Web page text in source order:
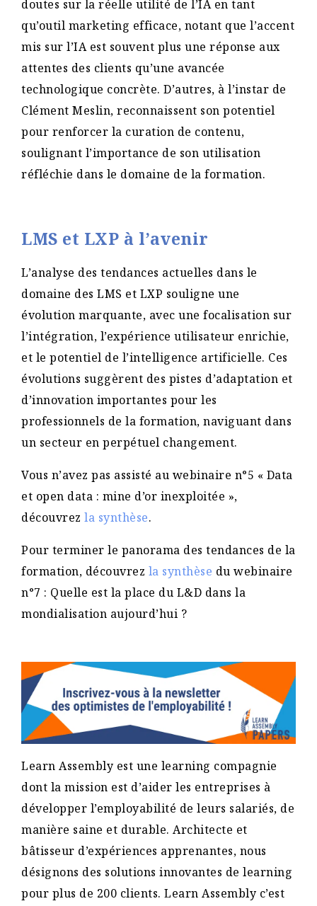
doutes sur la réelle utilité de l’IA en tant
qu’outil marketing efficace, notant que l’accent
mis sur l’IA est souvent plus une réponse aux
attentes des clients qu’une avancée
technologique concrète​. D’autres, à l’instar de
Clément Meslin, reconnaissent son potentiel
pour renforcer la curation de contenu,
soulignant l’importance de son utilisation
réfléchie dans le domaine de la formation.
LMS et LXP à l’avenir
L’analyse des tendances actuelles dans le
domaine des LMS et LXP souligne une
évolution marquante, avec une focalisation sur
l’intégration, l’expérience utilisateur enrichie,
et le potentiel de l’intelligence artificielle. Ces
évolutions suggèrent des pistes d’adaptation et
d’innovation importantes pour les
professionnels de la formation, naviguant dans
un secteur en perpétuel changement.
Vous n’avez pas assisté au webinaire n°5 « Data
et open data : mine d’or inexploitée »,
découvrez la synthèse.
Pour terminer le panorama des tendances de la
formation, découvrez la synthèse du webinaire
n°7 : Quelle est la place du L&D dans la
mondialisation aujourd’hui ?
Learn Assembly est une learning compagnie
dont la mission est d’aider les entreprises à
développer l’employabilité de leurs salariés, de
manière saine et durable. Architecte et
bâtisseur d’expériences apprenantes, nous
désignons des solutions innovantes de learning
pour plus de 200 clients. Learn Assembly c’est